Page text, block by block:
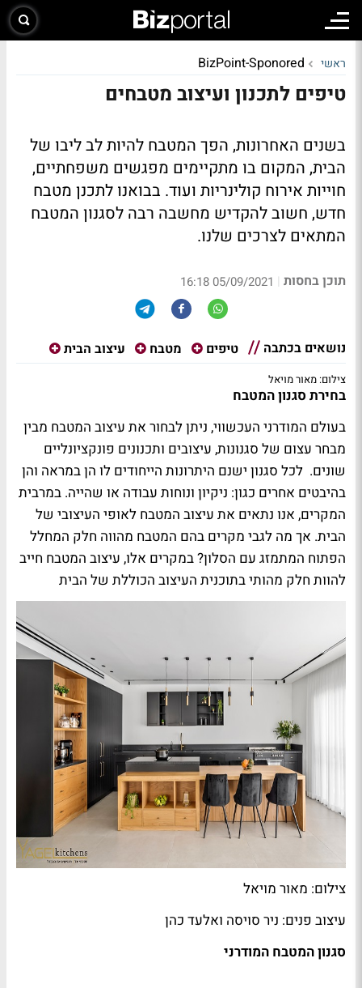
ראשי BizPoint-Sponored
טיפים לתכנון ועיצוב מטבחים
בשנים האחרונות, הפך המטבח להיות לב ליבו של
הבית, המקום בו מתקיימים מפגשים משפחתיים,
חוייות אירוח קולינריות ועוד. בבואנו לתכנן מטבח
חדש, חשוב להקדיש מחשבה רבה לסגנון המטבח
המתאים לצרכים שלנו.
תוכן בחסות |
05/09/2021 16:18
נושאים בכתבה טיפים מטבח עיצוב הבית
צילום: מאור מויאל
בחירת סגנון המטבח
בעולם המודרני העכשווי, ניתן לבחור את עיצוב המטבח מבין
מבחר עצום של סגנונות, עיצובים ותכנונים פונקציונליים
שונים. לכל סגנון ישנם היתרונות הייחודים לו הן במראה והן
בהיבטים אחרים כגון: ניקיון ונוחות עבודה או שהייה. במרבית
המקרים, אנו נתאים את עיצוב המטבח לאופי העיצובי של
הבית. אך מה לגבי מקרים בהם המטבח מהווה חלק המחלל
הפתוח המתמזג עם הסלון? במקרים אלו, עיצוב המטבח חייב
להוות חלק מהותי בתוכנית העיצוב הכוללת של הבית
צילום: מאור מויאל
עיצוב פנים: ניר סויסה ואלעד כהן
סגנון המטבח המודרני